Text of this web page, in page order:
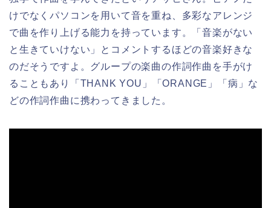
けでなくパソコンを用いて音を重ね、多彩なアレンジ
で曲を作り上げる能力を持っています。「音楽がない
と生きていけない」とコメントするほどの音楽好きな
のだそうですよ。グループの楽曲の作詞作曲を手がけ
ることもあり「THANK YOU」「ORANGE」「病」な
どの作詞作曲に携わってきました。